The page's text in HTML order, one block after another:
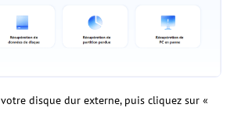
disque dur externe, puis cliquez sur «